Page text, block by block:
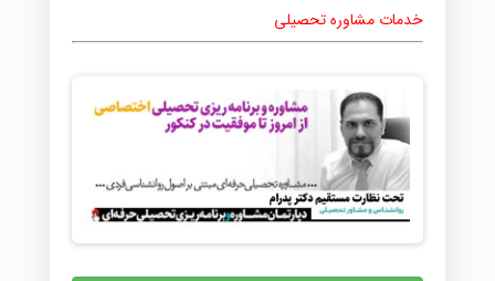
خدمات مشاوره تحصیلی